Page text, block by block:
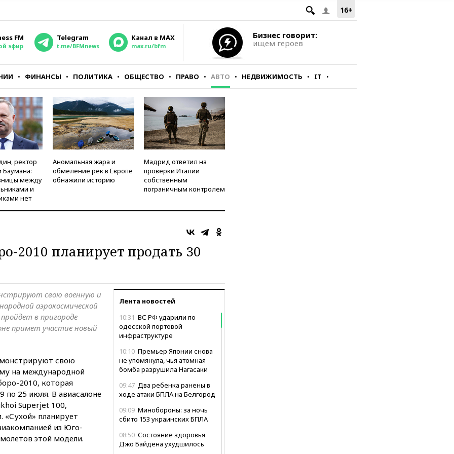
16+
FM
эфир
Telegram
t.me/BFMnews
Канал в MAX
max.ru/bfm
Бизнес говорит:
ищем героев
ФИНАНСЫ ПОЛИТИКА ОБЩЕСТВО ПРАВО АВТО НЕДВИЖИМОСТЬ IT
ректор
между
и
нет
Аномальная жара и
обмеление рек в Европе
обнажили историю
Мадрид ответил на
проверки Италии
собственным
пограничным контролем
2010 планирует продать 30
Лента новостей
10:31 ВС РФ ударили по
одесской портовой
инфраструктуре
10:10 Премьер Японии снова
не упомянула, чья атомная
бомба разрушила Нагасаки
09:47 Два ребенка ранены в
ходе атаки БПЛА на Белгород
09:09 Минобороны: за ночь
сбито 153 украинских БПЛА
08:50 Состояние здоровья
Джо Байдена ухудшилось
свою военную и
аэрокосмической
в пригороде
примет участие новый
свою
на международной
2010, которая
по 25 июля. В авиасалоне
Superjet 100,
планирует
из Юго-
этой модели.